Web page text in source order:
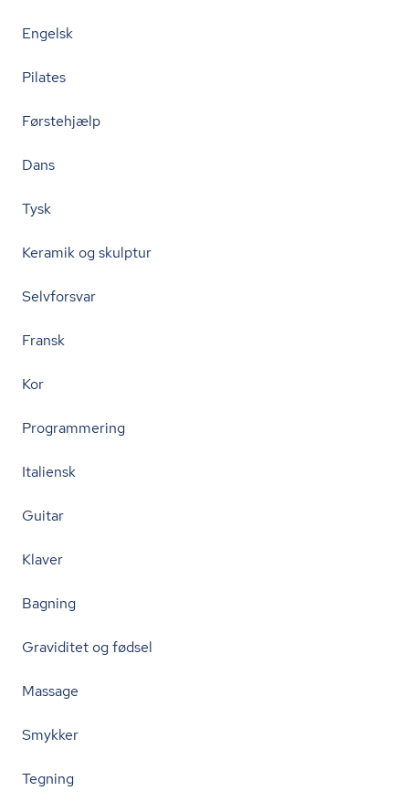
Engelsk
Pilates
Førstehjælp
Dans
Tysk
Keramik og skulptur
Selvforsvar
Fransk
Kor
Programmering
Italiensk
Guitar
Klaver
Bagning
Graviditet og fødsel
Massage
Smykker
Tegning